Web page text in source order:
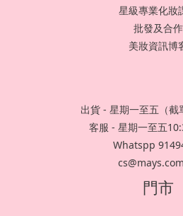
星級專業化妝
批發及合作
美妝資訊博
出貨 - 星期一至五（截
客服 - 星期一至五
Whatspp
門市